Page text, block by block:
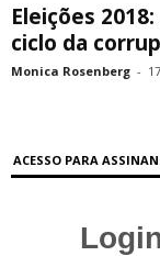
Eleições
ciclo da
Monica Rosenberg -
ACESSO PARA